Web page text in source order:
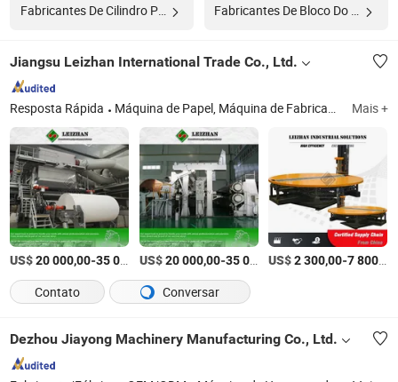
Fabricantes De Cilindro Padrão
Jiangsu Leizhan International Trade Co., Ltd.
Resposta Rápida Máquina de Papel, Máquina de Fabricação de Papel, Roupas para Máquina de Papel, Cinta Industrial, Máquina de Preparação de Pasta de Papel, Equipamento de Teste de Papel, Equipamento de Pulpa, Peças de Reposição para Máquina de Papel, Maquinário de Papel, Máquina de Tissue Mais +
US$20 000,00-35 000,00 /Peça
US$20 000,00-35 000,00 /Peça
US$2 300,00-7 800,00
Contato
Conversar
Dezhou Jiayong Machinery Manufacturing Co., Ltd.